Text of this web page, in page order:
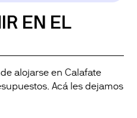
EN EL
alojarse en Calafate
Acá les dejamos